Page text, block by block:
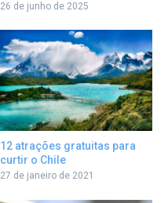
26 de junho de 2025
12 atrações gratuitas para
curtir o Chile
27 de janeiro de 2021